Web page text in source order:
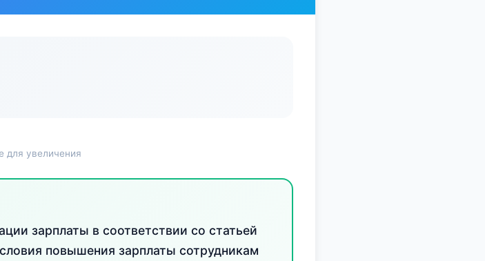
для увеличения
зарплаты в соответствии со статьей
повышения зарплаты сотрудникам